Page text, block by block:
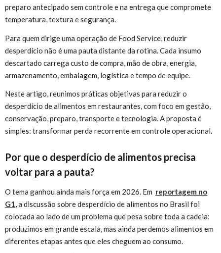
preparo antecipado sem controle e na entrega que compromete
temperatura, textura e segurança.
Para quem dirige uma operação de Food Service, reduzir
desperdício não é uma pauta distante da rotina. Cada insumo
descartado carrega custo de compra, mão de obra, energia,
armazenamento, embalagem, logística e tempo de equipe.
Neste artigo, reunimos práticas objetivas para reduzir o
desperdício de alimentos em restaurantes, com foco em gestão,
conservação, preparo, transporte e tecnologia. A proposta é
simples: transformar perda recorrente em controle operacional.
Por que o desperdício de alimentos precisa
voltar para a pauta?
O tema ganhou ainda mais força em 2026. Em reportagem no
G1,a discussão sobre desperdício de alimentos no Brasil foi
colocada ao lado de um problema que pesa sobre toda a cadeia:
produzimos em grande escala, mas ainda perdemos alimentos em
diferentes etapas antes que eles cheguem ao consumo.